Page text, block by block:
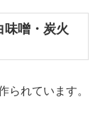
噌・炭火
られています。